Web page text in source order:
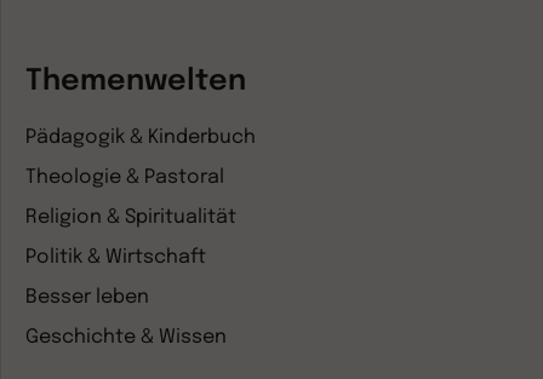
Themenwelten
Pädagogik & Kinderbuch
Theologie & Pastoral
Religion & Spiritualität
Politik & Wirtschaft
Besser leben
Geschichte & Wissen